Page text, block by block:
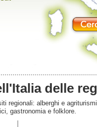
delle
regionali: alberghi e
gastronomia e folklore.